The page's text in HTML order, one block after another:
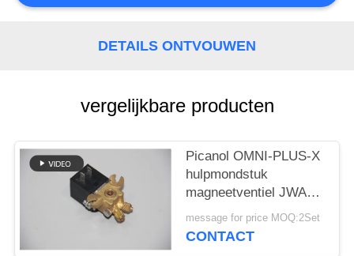
DETAILS ONTVOUWEN
vergelijkbare producten
Picanol OMNI-PLUS-X
hulpmondstuk
magneetventiel JWAV-
4100 voor weefgetouw
message for price MOQ:2Set
CONTACT